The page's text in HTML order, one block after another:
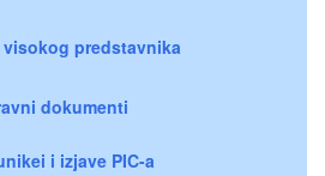
visokog predstavnika
dokumenti
i izjave PIC-a